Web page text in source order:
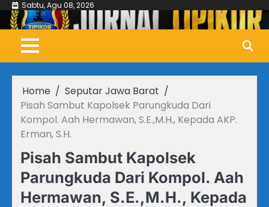
Skip
content
Sabtu, Agu 08, 2026
Home
Seputar Jawa Barat
Pisah Sambut Kapolsek Parungkuda Dari
Kompol. Aah Hermawan, S.E.,M.H., Kepada AKP.
Erman, S.H.
Pisah Sambut Kapolsek
Parungkuda Dari Kompol. Aah
Hermawan, S.E.,M.H., Kepada